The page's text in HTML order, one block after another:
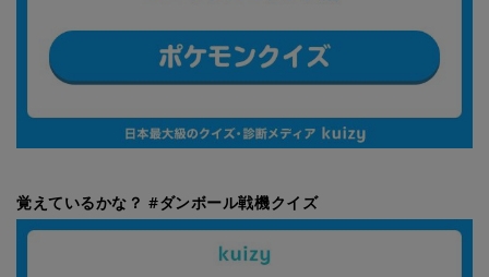
覚えているかな？ #ダンボール戦機クイズ